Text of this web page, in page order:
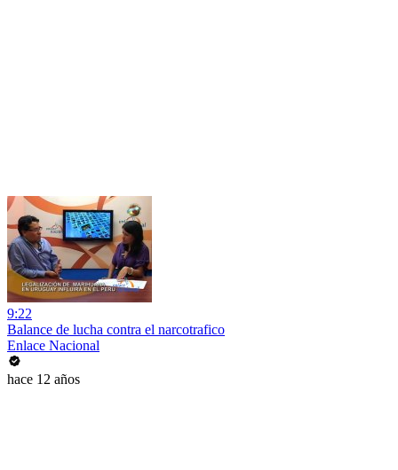
9:22
Balance de lucha contra el narcotrafico
Enlace Nacional
hace 12 años